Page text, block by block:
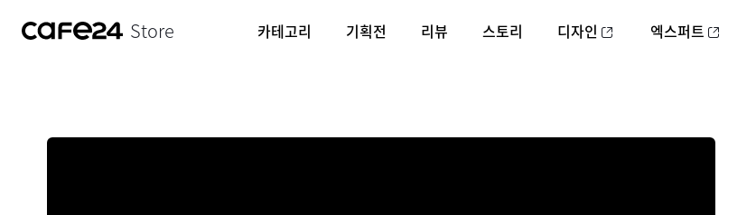
Store 카테고리 기획전 리뷰 스토리 디자인 엑스퍼트